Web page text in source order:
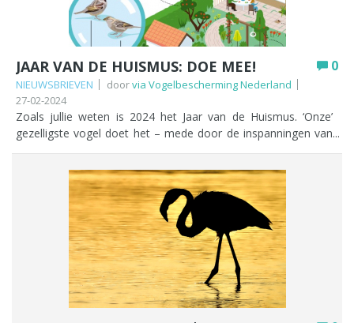
0
JAAR VAN DE HUISMUS: DOE MEE!
NIEUWSBRIEVEN doorvia Vogelbescherming Nederland
27-02-2024
Zoals jullie weten is 2024 het Jaar van de Huismus. ‘Onze’
gezelligste vogel doet het – mede door de inspanningen van
Vogelbescherming – de laatste jaren weer wat beter, nadat
we eind vorige eeuw veel mussen zijn kwijtgeraakt. De
huismus kwam zelfs zomaar op de Rode Lijst van bedreigde
broedvogels terecht. De populatie is nu stabiel of neemt zelfs
licht toe, maar het zijn er nog steeds veel minder dan pakweg
20 jaar geleden. In het Jaar van de Huismus willen we
(Vogelbescherming en Sovon) onderzoeken wat we kunnen
doen om ze te helpen. En we gaan iedereen enthousiast
maken over deze leuke vogels. Zie om te beginnen hier wat
jullie kunnen doen. Zoals gezegd is onderzoek ook een